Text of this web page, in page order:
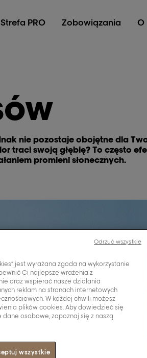
Strefa PRO Zobowiązania O
nie pozostaje obojętne dla
traci swoją głębię? To często
promieni słonecznych.
jest wyrażana zgoda na wykorzystanie
Ci najlepsze wrażenia z
oraz wspierać nasze działania
reklam na stronach internetowych
W każdej chwili możesz
plików cookies. Aby dowiedzieć się
dane osobowe, zapoznaj się z naszą
wszystkie
Odrzuć wszystkie